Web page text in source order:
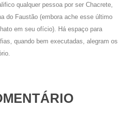
qualquer pessoa por ser Chacrete,
do Faustão (embora ache esse último
em seu ofício). Há espaço para
quando bem executadas, alegram os